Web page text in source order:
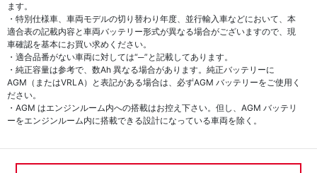
ます。
・特別仕様車、車両モデルの切り替わり年度、並行輸入車などにおいて、本
適合表の記載内容と車両バッテリー形式が異なる場合がございますので、現
車確認を基本にお買い求めください。
・適合品番がない車両に対しては“─”と記載してあります。
・純正容量は参考で、数Ah 異なる場合があります。純正バッテリーに
AGM（またはVRLA）と表記がある場合は、必ずAGM バッテリーをご使用く
ださい。
・AGM はエンジンルーム内への搭載はお控え下さい。但し、AGM バッテリ
ーをエンジンルーム内に搭載できる設計になっている車両を除く。